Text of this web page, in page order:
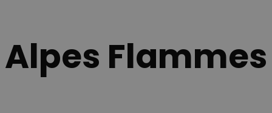
Alpes Flammes